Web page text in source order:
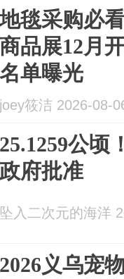
地毯采购必
商品展12月
名单曝光
joey筱洁 2026-08-
25.1259公顷
政府批准
坠入二次元的海洋
2026义乌宠